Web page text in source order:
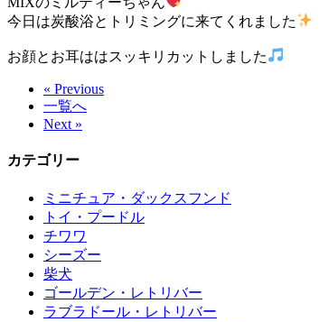
今日は炭酸浴とトリミングに来てくれました
お顔とお耳ははスッキリカットしました
« Previous
一覧へ
Next »
カテゴリー
ミニチュア・ダックスフンド
トイ・プードル
チワワ
シーズー
柴犬
ゴールデン・レトリバー
ラブラドール・レトリバー